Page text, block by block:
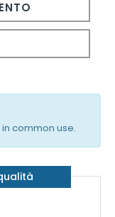
in common use.